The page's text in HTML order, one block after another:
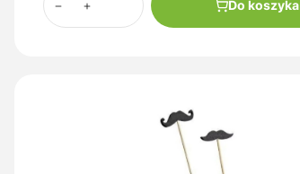
Do koszyka